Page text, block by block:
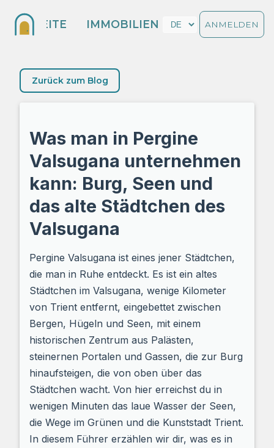
IMMOBILIEN BLOGANMELDEN
Zurück zum Blog
Was man in Pergine
Valsugana unternehmen
kann: Burg, Seen und
das alte Städtchen des
Valsugana
Pergine Valsugana ist eines jener Städtchen,
die man in Ruhe entdeckt. Es ist ein altes
Städtchen im Valsugana, wenige Kilometer
von Trient entfernt, eingebettet zwischen
Bergen, Hügeln und Seen, mit einem
historischen Zentrum aus Palästen,
steinernen Portalen und Gassen, die zur Burg
hinaufsteigen, die von oben über das
Städtchen wacht. Von hier erreichst du in
wenigen Minuten das laue Wasser der Seen,
die Wege im Grünen und die Kunststadt Trient.
In diesem Führer erzählen wir dir, was es in